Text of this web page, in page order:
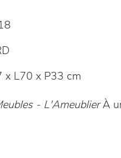
x L70 x P33 cm
- L'AmeublierÀ